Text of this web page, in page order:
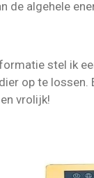
de algehele
stel ik
op te lossen.
vrolijk!